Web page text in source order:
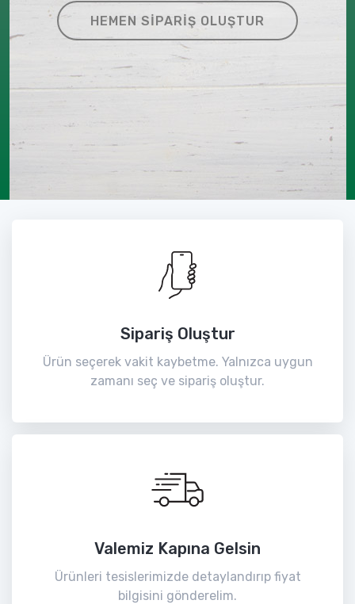
HEMEN SIPARIŞ OLUŞTUR
Sipariş Oluştur
Ürün seçerek vakit kaybetme. Yalnızca uygun
zamanı seç ve sipariş oluştur.
Valemiz Kapına Gelsin
Ürünleri tesislerimizde detaylandırıp fiyat
bilgisini gönderelim.